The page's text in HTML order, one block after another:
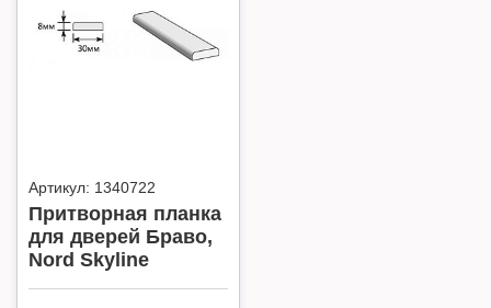
Артикул: 1340722
Притворная планка
для дверей Браво,
Nord Skyline